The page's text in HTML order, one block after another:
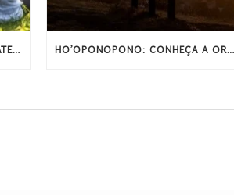
MEDITAÇÃO E SONO: COMO A ATENÇÃO PLENA PODE MELHORAR O SONO HO’OPONOPONO: CONHEÇA A ORAÇÃO ORIGINAL E COMPLETA